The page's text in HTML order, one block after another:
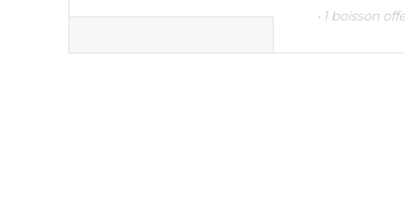
• 1 boisson